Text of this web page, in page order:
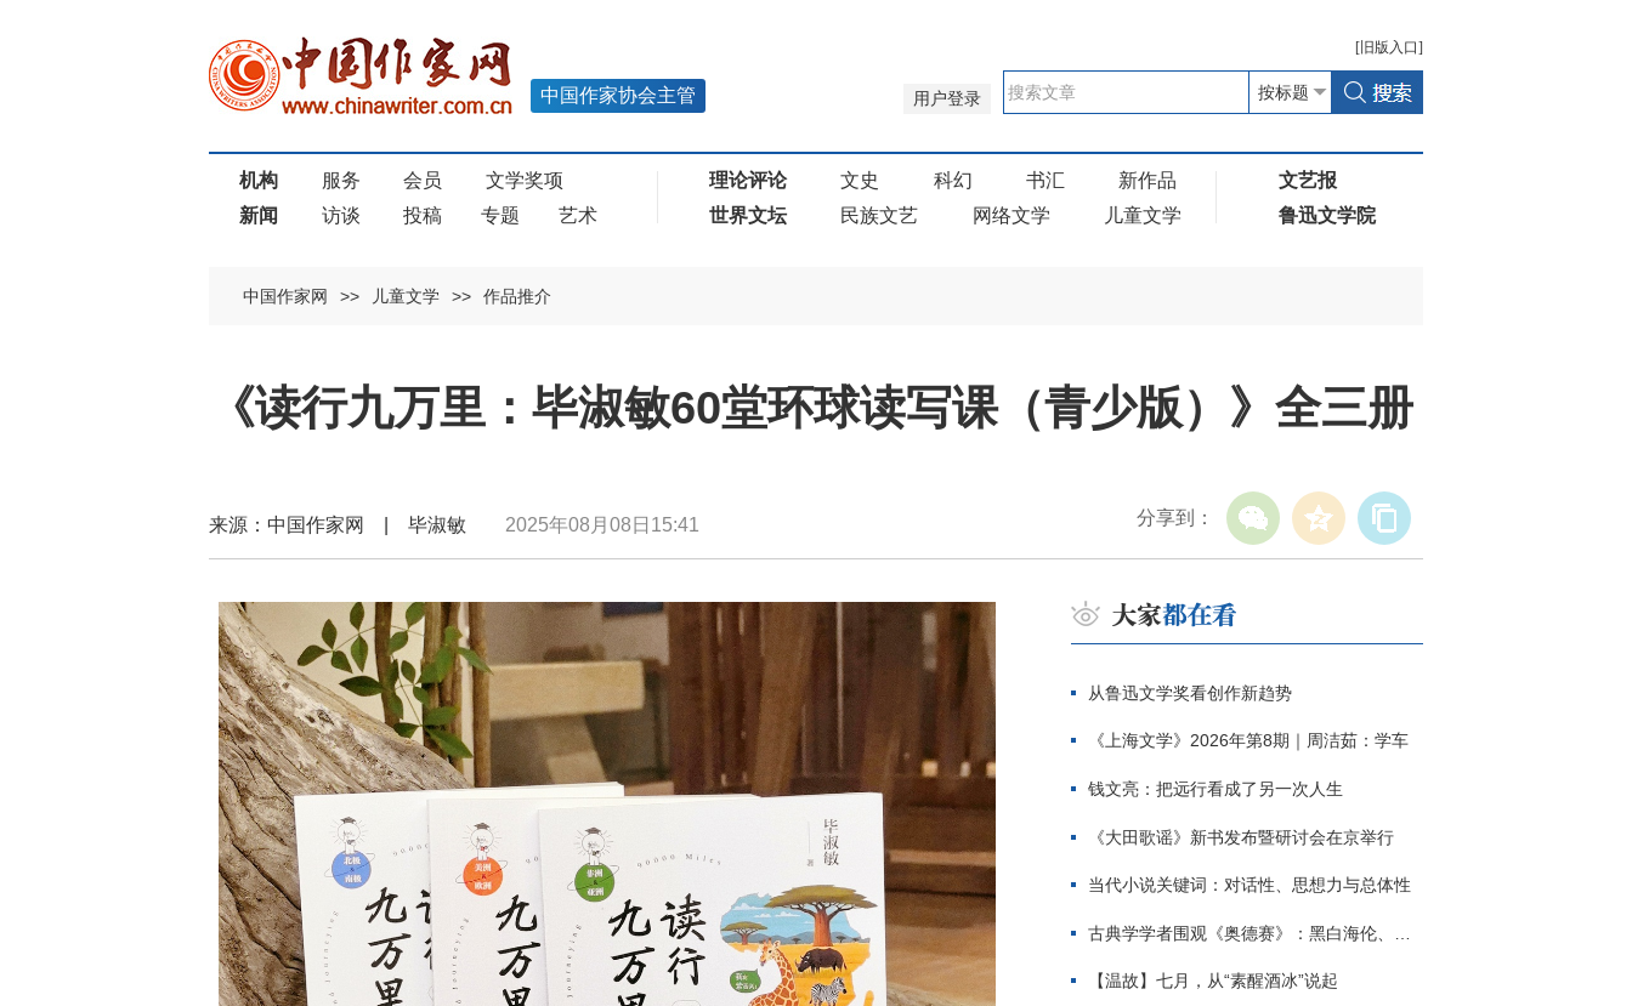
[ 旧版 入口]
用户登录
中国作家协会主管
机构 服务 会员
文学奖项
新闻
访谈 投稿 专题 艺术
理论评论 文史 科幻 书汇
新作品
世界文坛
民族文艺 网络文学 儿童文学
文艺报
鲁迅文学院
中国作家网 >> 儿童文学 >> 作品推介
《读行九万里：毕淑敏60堂环球读写课（青少版）》全三册
分享到：
来源：中国作家网 | 毕淑敏 2025年08月08日15:41
从鲁迅文学奖看创作新趋势
《上海文学》2026年第8期｜周洁茹：学车
钱文亮：把远行看成了另一次人生
《大田歌谣》新书发布暨研讨会在京举行
当代小说关键词：对话性、思想力与总体性
古典学学者围观《奥德赛》：黑白海伦、佩涅罗佩的别针与神秘入侵者
【温故】七月，从“素醒酒冰”说起